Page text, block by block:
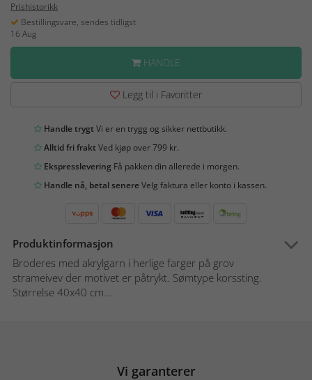
Prishistorikk
Bestillingsvare, sendes tidligst
16 Aug
HANDLE
Legg til i Favoritter
Handle trygtVi er en trygg og sikker nettbutikk.
Alltid fri fraktVed kjøp over 799 kr.
Ekspresslevering Få pakken din allerede i morgen.
Handle nå, betal senereVelg faktura eller konto i kassen.
Produktinformasjon
Broderes med akrylgarn i herlige farger på grov
strameivev der motivet er påtrykt. Sømtype korssting.
Størrelse 40x40 cm...
Vi garanterer